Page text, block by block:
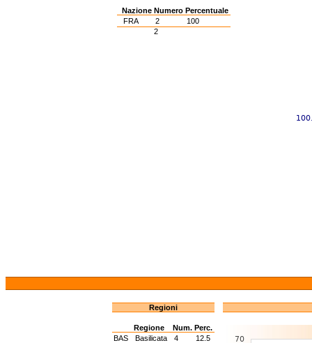
Nazione Numero Percentuale
FRA
2
100
2
Regioni
Regione Num. Perc.
BAS
Basilicata 4
12.5